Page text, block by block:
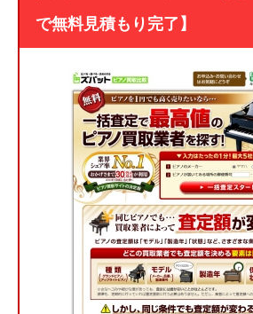
で無料見積もり完了】